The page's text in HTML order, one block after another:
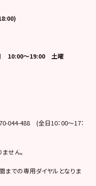
10:00～19:00 土曜
044-488 (全日10：00～17：
せん。
での専用ダイヤルとなりま